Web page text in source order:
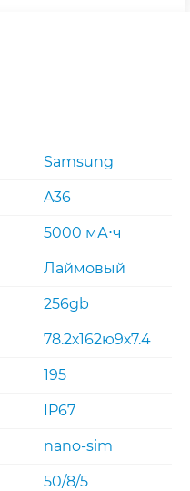
Samsung
A36
5000 мА⋅ч
Лаймовый
256gb
78.2х162ю9х7.4
195
IP67
nano-sim
50/8/5